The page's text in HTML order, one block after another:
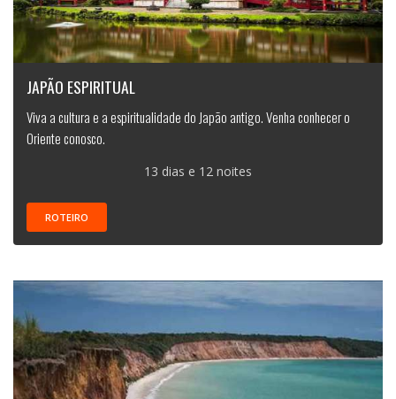
JAPÃO ESPIRITUAL
Viva a cultura e a espiritualidade do Japão antigo. Venha conhecer o
Oriente conosco.
13 dias e 12 noites
ROTEIRO